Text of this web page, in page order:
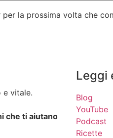
la prossima volta che
e vitale.
che ti aiutano
Leggi
Blog
YouTube
Podcast
Ricette